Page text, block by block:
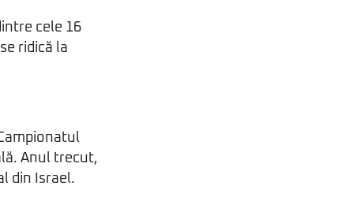
cele 16
ridică la
Anul trecut,
din Israel.